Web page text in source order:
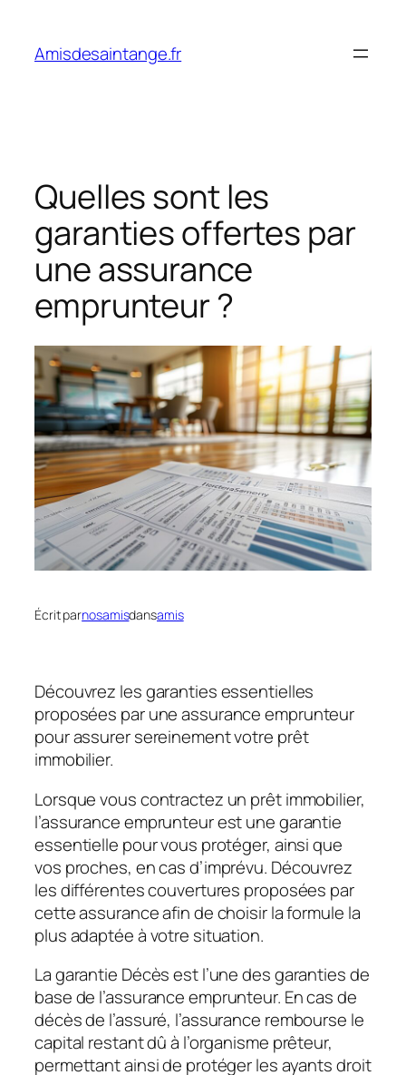
contenu
Amisdesaintange.fr
Quelles sont les
garanties offertes par
une assurance
emprunteur ?
Écrit parnosamisdansamis
Découvrez les garanties essentielles
proposées par une assurance emprunteur
pour assurer sereinement votre prêt
immobilier.
Lorsque vous contractez un prêt immobilier,
l’assurance emprunteur est une garantie
essentielle pour vous protéger, ainsi que
vos proches, en cas d’imprévu. Découvrez
les différentes couvertures proposées par
cette assurance afin de choisir la formule la
plus adaptée à votre situation.
La garantie Décès est l’une des garanties de
base de l’assurance emprunteur. En cas de
décès de l’assuré, l’assurance rembourse le
capital restant dû à l’organisme prêteur,
permettant ainsi de protéger les ayants droit